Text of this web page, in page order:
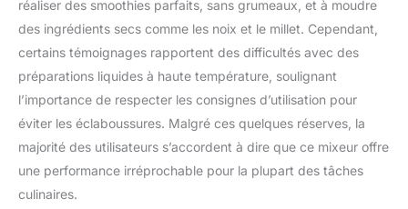
verrouillage de sécurité
et pied antidérapant. , en
bas, les fils peuvent être
stockés pour vous aider
à offrir une expérience
de la vitesse variable : la
vitesse variable à 9
niveaux de la machine à
réaliser des smoothies parfaits, sans grumeaux, et à moudre
des ingrédients secs comme les noix et le millet. Cependant,
certains témoignages rapportent des difficultés avec des
préparations liquides à haute température, soulignant
l’importance de respecter les consignes d’utilisation pour
éviter les éclaboussures. Malgré ces quelques réserves, la
majorité des utilisateurs s’accordent à dire que ce mixeur offre
une performance irréprochable pour la plupart des tâches
culinaires.